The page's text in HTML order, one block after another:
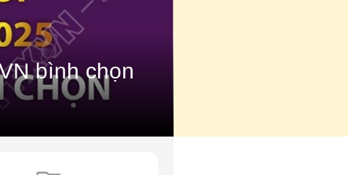
bình chọn